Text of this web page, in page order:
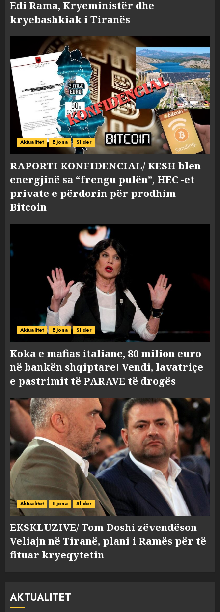
Edi Rama, Kryeministër dhe
kryebashkiak i Tiranës
Aktualitet E jona Slider
RAPORTI KONFIDENCIAL/ KESH blen
energjinë sa “frengu pulën”, HEC -et
private e përdorin për prodhim
Bitcoin
Aktualitet E jona Slider
Koka e mafias italiane, 80 milion euro
në bankën shqiptare! Vendi, lavatriçe
e pastrimit të PARAVE të drogës
Aktualitet E jona Slider
EKSKLUZIVE/ Tom Doshi zëvendëson
Veliajn në Tiranë, plani i Ramës për të
fituar kryeqytetin
AKTUALITET